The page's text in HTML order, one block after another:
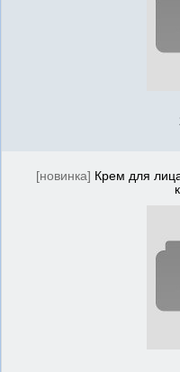
[новинка] Крем для